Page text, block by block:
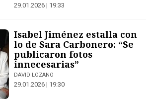
29.01.2026 | 19:33
Isabel Jiménez estalla con
lo de Sara Carbonero: “Se
publicaron fotos
innecesarias”
DAVID LOZANO
29.01.2026 | 19:30